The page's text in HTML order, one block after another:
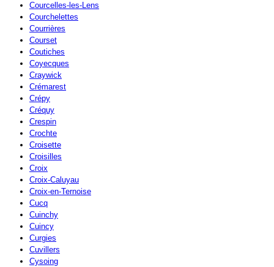
Courcelles-les-Lens
Courchelettes
Courrières
Courset
Coutiches
Coyecques
Craywick
Crémarest
Crépy
Créquy
Crespin
Crochte
Croisette
Croisilles
Croix
Croix-Caluyau
Croix-en-Ternoise
Cucq
Cuinchy
Cuincy
Curgies
Cuvillers
Cysoing